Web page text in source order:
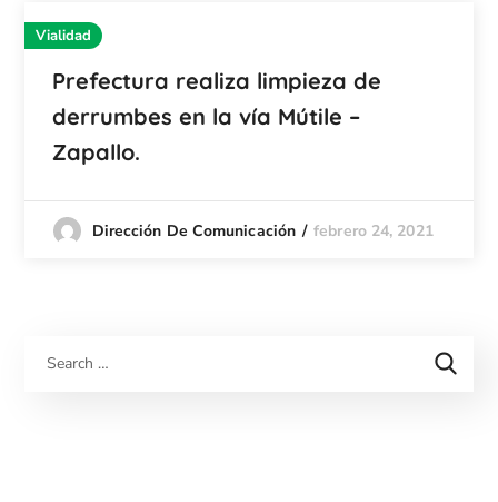
Vialidad
Prefectura realiza limpieza de
derrumbes en la vía Mútile –
Zapallo.
Dirección De Comunicación febrero 24, 2021